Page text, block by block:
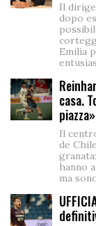
Il
dopo
Emilia
casa.
piazza»
Il
de
hanno
ma